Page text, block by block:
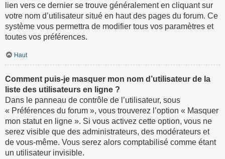
lien vers ce dernier se trouve généralement en cliquant sur
votre nom d’utilisateur situé en haut des pages du forum. Ce
système vous permettra de modifier tous vos paramètres et
toutes vos préférences.
Haut
Comment puis-je masquer mon nom d’utilisateur de la
liste des utilisateurs en ligne ?
Dans le panneau de contrôle de l’utilisateur, sous
« Préférences du forum », vous trouverez l’option « Masquer
mon statut en ligne ». Si vous activez cette option, vous ne
serez visible que des administrateurs, des modérateurs et
de vous-même. Vous serez alors comptabilisé comme étant
un utilisateur invisible.